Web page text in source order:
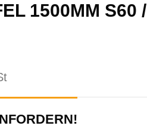
1500MM S60 /